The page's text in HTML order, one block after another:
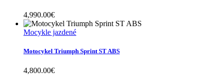
4,990.00€
Mocykle jazdené
Motocykel Triumph Sprint ST ABS
4,800.00€